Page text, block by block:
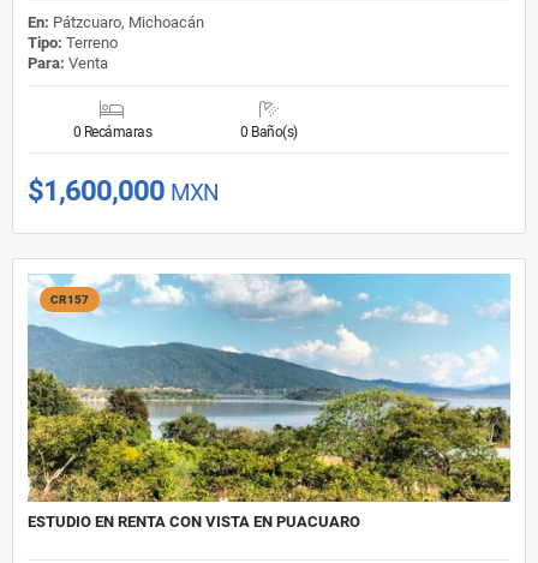
En: Pátzcuaro, Michoacán
Tipo: Terreno
Para: Venta
0 Recámaras 0 Baño(s)
$1,600,000 MXN
CR157
ESTUDIO EN RENTA CON VISTA EN PUACUARO